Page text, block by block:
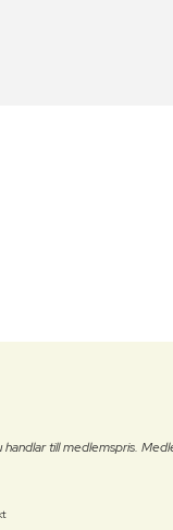
till medlemspris.